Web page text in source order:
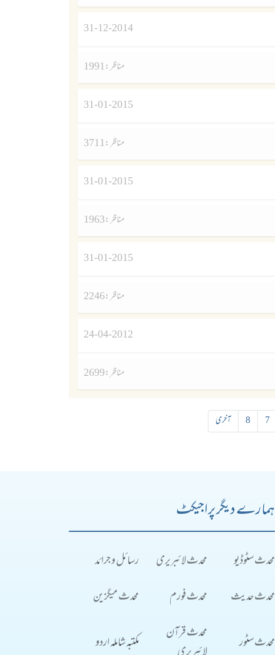
31-12-2014
مناظر :1991
31-01-2015
مناظر :3711
31-01-2015
مناظر :1963
31-01-2015
مناظر :2246
24-04-2012
مناظر :2699
7
8 آخری
ہمارے دیگر پراجیکٹ
محدث سٹوڈیو محدث لائبریری
رسائل و جرائد
محدث حدیث
محدث فورم محدث میگزین
محدث سٹور
محدث قرآن
مکتبہ شاملہ اردو